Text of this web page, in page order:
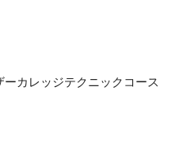
カレッジテクニックコース